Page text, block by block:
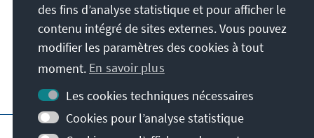
Notre mission
Contact
Autres offres de la fondation
Impressum Protection des données
des fins d’analyse statistique et pour afficher le
contenu intégré de sites externes. Vous pouvez
modifier les paramètres des cookies à tout
moment. En savoir plus
Les cookies techniques nécessaires
Cookies pour l’analyse statistique